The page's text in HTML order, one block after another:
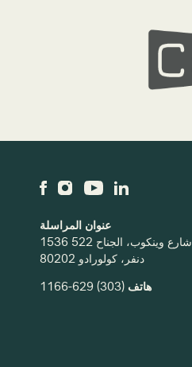
عنوان المراسلة
1536 شارع وينكوب، الجناح 522
دنفر، كولورادو 80202
هاتف (303) 629-1166